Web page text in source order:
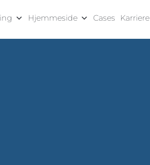
Hjemmeside Cases Karriere